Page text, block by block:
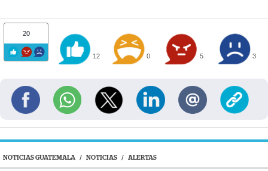
20
12 0 5 3
NOTICIAS GUATEMALA / NOTICIAS / ALERTAS